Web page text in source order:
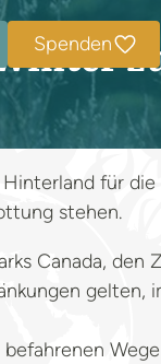
Spenden
für
stehen.
Canada, den
gelten,